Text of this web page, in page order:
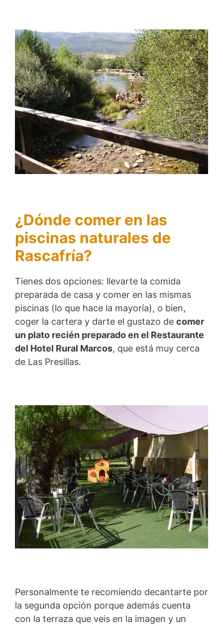
¿Dónde comer en las
piscinas naturales de
Rascafría?
Tienes dos opciones: llevarte la comida
preparada de casa y comer en las mismas
piscinas (lo que hace la mayoría), o bien,
coger la cartera y darte el gustazo de comer
un plato recién preparado en el Restaurante
del Hotel Rural Marcos, que está muy cerca
de Las Presillas.
Personalmente te recomiendo decantarte por
la segunda opción porque además cuenta
con la terraza que veis en la imagen y un